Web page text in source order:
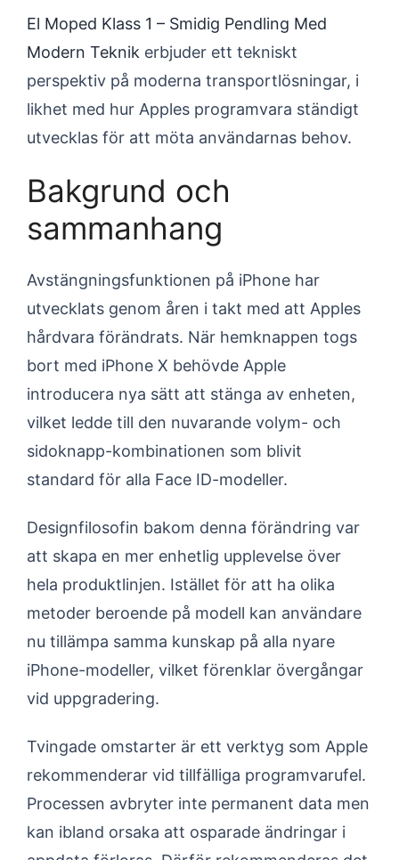
El Moped Klass 1 – Smidig Pendling Med
Modern Teknik erbjuder ett tekniskt
perspektiv på moderna transportlösningar, i
likhet med hur Apples programvara ständigt
utvecklas för att möta användarnas behov.
Bakgrund och
sammanhang
Avstängningsfunktionen på iPhone har
utvecklats genom åren i takt med att Apples
hårdvara förändrats. När hemknappen togs
bort med iPhone X behövde Apple
introducera nya sätt att stänga av enheten,
vilket ledde till den nuvarande volym- och
sidoknapp-kombinationen som blivit
standard för alla Face ID-modeller.
Designfilosofin bakom denna förändring var
att skapa en mer enhetlig upplevelse över
hela produktlinjen. Istället för att ha olika
metoder beroende på modell kan användare
nu tillämpa samma kunskap på alla nyare
iPhone-modeller, vilket förenklar övergångar
vid uppgradering.
Tvingade omstarter är ett verktyg som Apple
rekommenderar vid tillfälliga programvarufel.
Processen avbryter inte permanent data men
kan ibland orsaka att osparade ändringar i